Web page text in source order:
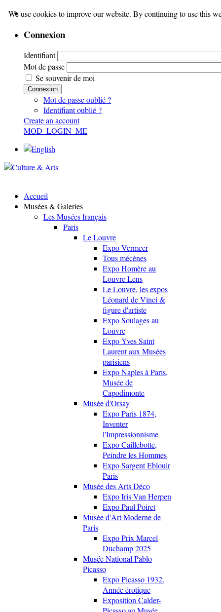
Connexion
Identifiant
Mot de passe
Se souvenir de moi
Connexion
Mot de passe oublié ?
Identifiant oublié ?
Create an account
MOD_LOGIN_ME
Accueil
Musées & Galeries
Les Musées français
Paris
Le Louvre
Expo Vermeer
Tous mécènes
Expo Homère au
Louvre Lens
Le Louvre, les expos
Léonard de Vinci &
figure d'artiste
Expo Soulages au
Louvre
Expo Yves Saint
Laurent aux Musées
parisiens
Expo Naples à Paris,
Musée de
Capodimonte
Musée d'Orsay
Expo Paris 1874,
Inventer
l'Impressionnisme
Expo Caillebotte,
Peindre les Hommes
Expo Sargent Eblouir
Paris
Musée des Arts Déco
Expo Iris Van Herpen
Expo Paul Poiret
Musée d'Art Moderne de
Paris
Expo Prix Marcel
Duchamp 2025
Musée National Pablo
Picasso
Expo Picasso 1932.
Année érotique
Exposition Calder-
We use cookies to improve our website. By continuing to use this